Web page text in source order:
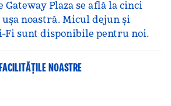
Plaza se află la cinci
noastră. Micul dejun și
Fi sunt disponibile pentru noi.
NOASTRE